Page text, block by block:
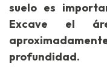
suelo es
Excave el
profundidad.